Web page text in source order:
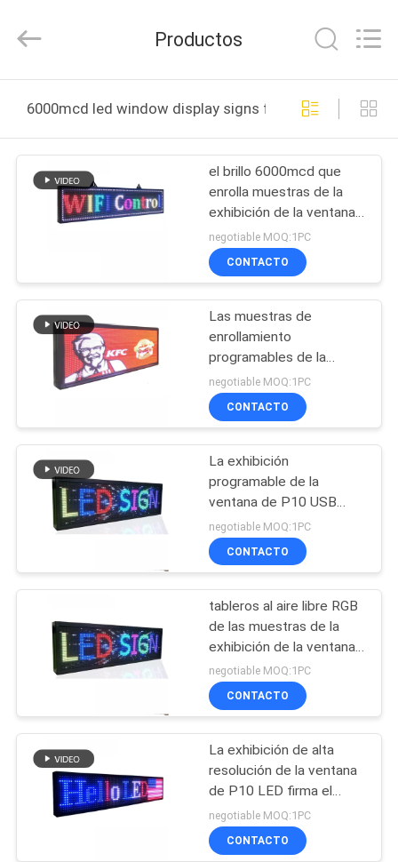
PRODUCTOS
SOBRE
NOSOTROS
VIAJE
LA
FÁBRICA
CONTROL
CALIDAD
ÉNTRENOS
CON
NOTICIAS
Display
Co.,Ltd.
Reserved.
Productos
6000mcd led window display signs fabricación en línea
el brillo 6000mcd que
enrolla muestras de la
exhibición de la ventana
del mensaje LED sube a
la ayuda de Winxp
negotiable MOQ:1PC
CONTACTO
Las muestras de
enrollamiento
programables de la
exhibición de la ventana
del LED suben a P5MM a
todo color
negotiable MOQ:1PC
CONTACTO
La exhibición
programable de la
ventana de P10 USB
LED firma las muestras
llevadas interiores 220V
para el negocio
negotiable MOQ:1PC
CONTACTO
tableros al aire libre RGB
de las muestras de la
exhibición de la ventana
de los 32*384cm LED a
todo color
negotiable MOQ:1PC
CONTACTO
La exhibición de alta
resolución de la ventana
de P10 LED firma el
16*192cm para la
promoción del centro
comercial de la tienda
negotiable MOQ:1PC
CONTACTO